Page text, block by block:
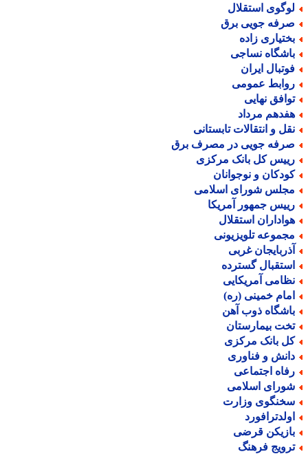
استقلال
جویی برق
زاده
نساجی
ایران
عمومی
نهایی
مرداد
و انتقالات تابستانی
جویی در مصرف برق
کل بانک مرکزی
و نوجوانان
شورای اسلامی
جمهور آمریکا
استقلال
تلویزیونی
غربی
گسترده
آمریکایی
خمینی (ره)
ذوب آهن
بیمارستان
بانک مرکزی
و فناوری
اجتماعی
اسلامی
وزارت
قرضی
فرهنگ